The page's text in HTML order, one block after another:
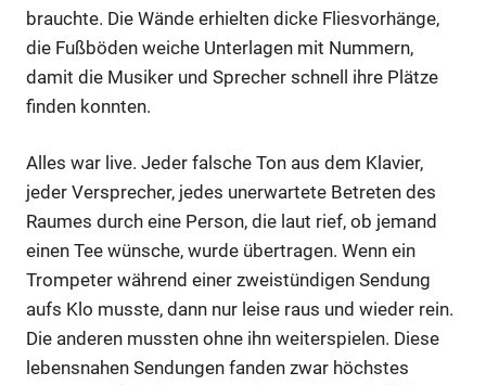
Anzeige
brauchte. Die Wände erhielten dicke Fliesvorhänge,
die Fußböden weiche Unterlagen mit Nummern,
damit die Musiker und Sprecher schnell ihre Plätze
finden konnten.
Alles war live. Jeder falsche Ton aus dem Klavier,
jeder Versprecher, jedes unerwartete Betreten des
Raumes durch eine Person, die laut rief, ob jemand
einen Tee wünsche, wurde übertragen. Wenn ein
Trompeter während einer zweistündigen Sendung
aufs Klo musste, dann nur leise raus und wieder rein.
Die anderen mussten ohne ihn weiterspielen. Diese
lebensnahen Sendungen fanden zwar höchstes